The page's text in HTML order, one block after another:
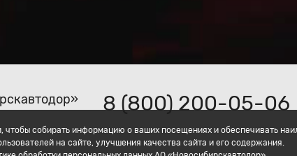
8 (800) 200-05-06
чтобы собирать информацию о ваших посещениях и обеспечивать
на сайте, улучшения качества сайта и его содержания.